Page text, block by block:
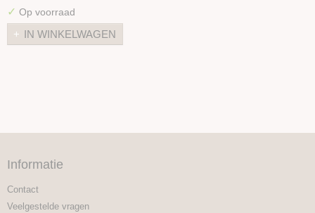
✓ Op voorraad
IN WINKELWAGEN
Informatie
Contact
Veelgestelde vragen